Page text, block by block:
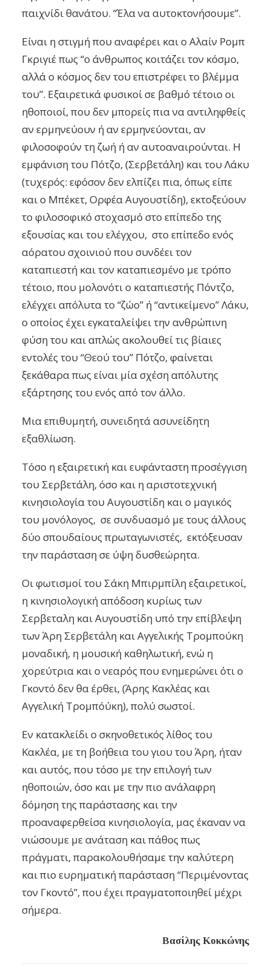
παιχνίδι θανάτου. “Έλα να αυτοκτονήσουμε”.
Είναι η στιγμή που αναφέρει και ο Αλαίν Ρομπ
Γκριγιέ πως “ο άνθρωπος κοιτάζει τον κόσμο,
αλλά ο κόσμος δεν του επιστρέφει το βλέμμα
του”. Εξαιρετικά φυσικοί σε βαθμό τέτοιο οι
ηθοποιοί, που δεν μπορείς πια να αντιληφθείς
αν ερμηνεύουν ή αν ερμηνεύονται, αν
φιλοσοφούν τη ζωή ή αν αυτοαναιρούνται. Η
εμφάνιση του Πότζο, (Σερβετάλη) και του Λάκυ
(τυχερός: εφόσον δεν ελπίζει πια, όπως είπε
και ο Μπέκετ, Ορφέα Αυγουστίδη), εκτοξεύουν
το φιλοσοφικό στοχασμό στο επίπεδο της
εξουσίας και του ελέγχου, στο επίπεδο ενός
αόρατου σχοινιού που συνδέει τον
καταπιεστή και τον καταπιεσμένο με τρόπο
τέτοιο, που μολονότι ο καταπιεστής Πόντζο,
ελέγχει απόλυτα το “ζώο” ή “αντικείμενο” Λάκυ,
ο οποίος έχει εγκαταλείψει την ανθρώπινη
φύση του και απλώς ακολουθεί τις βίαιες
εντολές του “Θεού του” Πότζο, φαίνεται
ξεκάθαρα πως είναι μία σχέση απόλυτης
εξάρτησης του ενός από τον άλλο.
Μια επιθυμητή, συνειδητά ασυνείδητη
εξαθλίωση.
Τόσο η εξαιρετική και ευφάνταστη προσέγγιση
του Σερβετάλη, όσο και η αριστοτεχνική
κινησιολογία του Αυγουστίδη και ο μαγικός
του μονόλογος, σε συνδυασμό με τους άλλους
δύο σπουδαίους πρωταγωνιστές, εκτόξευσαν
την παράσταση σε ύψη δυσθεώρητα.
Οι φωτισμοί του Σάκη Μπιρμπίλη εξαιρετικοί,
η κινησιολογική απόδοση κυρίως των
Σερβεταλη και Αυγουστίδη υπό την επίβλεψη
των Άρη Σερβετάλη και Αγγελικής Τρομπούκη
μοναδική, η μουσική καθηλωτική, ενώ η
χορεύτρια και ο νεαρός που ενημερώνει ότι ο
Γκοντό δεν θα έρθει, (Άρης Κακλέας και
Αγγελική Τρομπόύκη), πολύ σωστοί.
Εν κατακλείδι ο σκηνοθετικός λίθος του
Κακλέα, με τη βοήθεια του γιου του Άρη, ήταν
και αυτός, που τόσο με την επιλογή των
ηθοποιών, όσο και με την πιο ανάλαφρη
δόμηση της παράστασης και την
προαναφερθείσα κινησιολογία, μας έκαναν να
νιώσουμε με ανάταση και πάθος πως
πράγματι, παρακολουθήσαμε την καλύτερη
και πιο ευρηματική παράσταση “Περιμένοντας
τον Γκοντό”, που έχει πραγματοποιηθεί μέχρι
σήμερα.
Βασίλης Κοκκώνης